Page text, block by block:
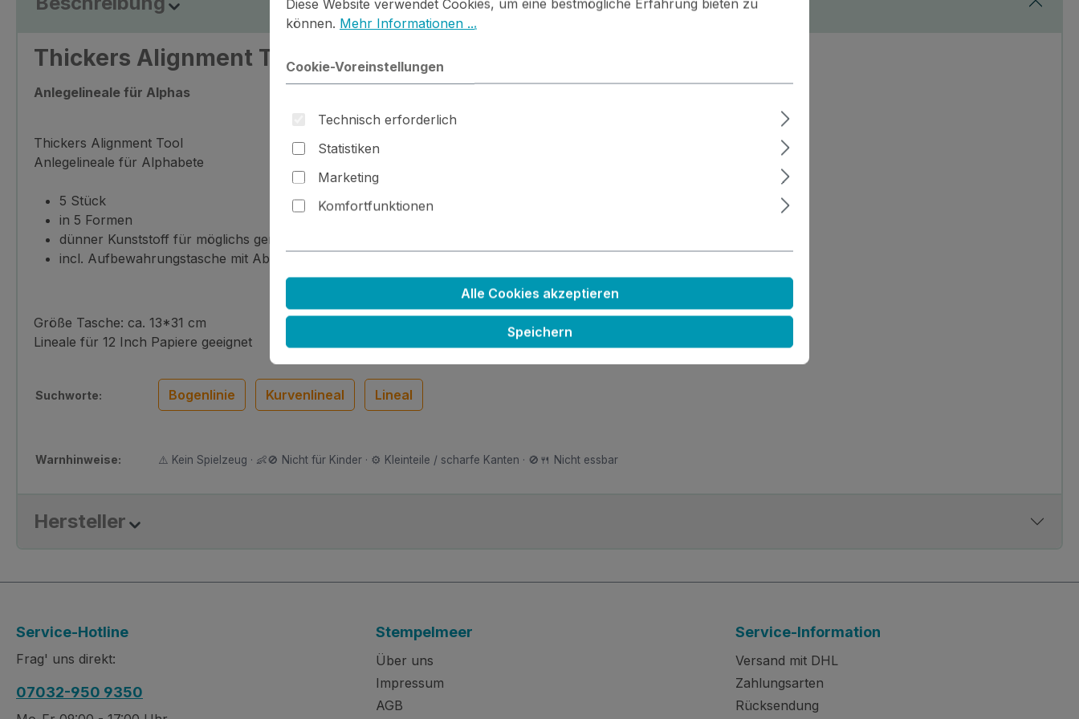
Thickers Alignment Tool
Anlegelineale für Alphas
Thickers Alignment Tool
Anlegelineale für Alphabete
5 Stück
in 5 Formen
dünner Kunststoff für möglichs geringen Klebewiderstand und leichtes Übertragen auf's Papier
incl. Aufbewahrungstasche mit Abheftstreifen für 12 Inch Alben mit Dreifachlochung
Größe Tasche: ca. 13*31 cm
Lineale für 12 Inch Papiere geeignet
Suchworte: Bogenlinie Kurvenlineal Lineal
Warnhinweise: ⚠️ Kein Spielzeug · 👶🚫 Nicht für Kinder · ⚙️ Kleinteile / scharfe Kanten · 🚫🍴 Nicht essbar
Hersteller
Service-Hotline
Frag' uns direkt:
07032-950 9350
Stempelmeer
Über uns
Impressum
AGB
Service-Information
Versand mit DHL
Zahlungsarten
Rücksendung
Diese Website verwendet Cookies, um eine bestmögliche Erfahrung bieten zu
können. Mehr Informationen ...
Cookie-Voreinstellungen
Technisch erforderlich
Statistiken
Marketing
Komfortfunktionen
Alle Cookies akzeptieren
Speichern